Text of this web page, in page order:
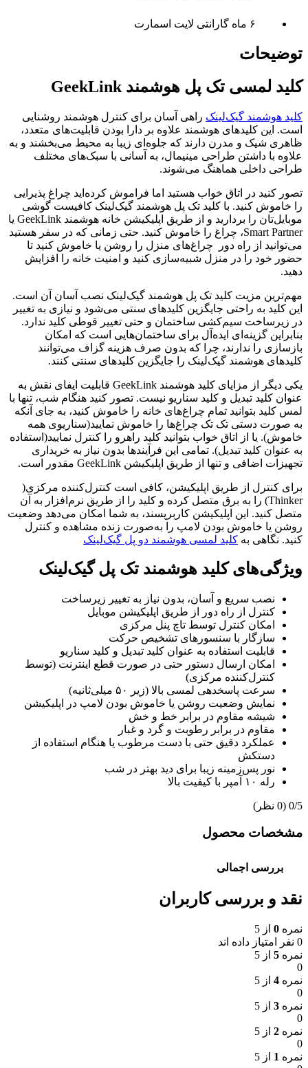
۶ ماه گارانتی لایت اسمارت
توضیحات
کلید لمسی تک پل هوشمند GeekLink
کلید هوشمند گیک‌لینک راهی آسان برای کنترل هوشمند روشنایی
است. این کلیدهای هوشمند علاوه بر دارا بودن قابلیت‌های متعدد،
ظاهری شیک و مدرن دارند که جلوه‌ای زیبا به محیط می‌بخشند و به
علاوه با داشتن طراحی مینیمال، به آسانی با سبک‌های مختلف
طراحی داخلی هماهنگ می‌شوند.
تصور کنید در اتاق خواب هستید اما فراموش کرده‌اید چراغ پذیرایی
را خاموش کنید. با کلید تک پل هوشمند گیک‌لینک کافیست گوشی
موبایل‌تان را بردارید و از طریق اپلیکیشن خانه هوشمند GeekLink یا
Smart Partner، چراغ را خاموش کنید. حتی زمانی که در سفر هستید
می‌توانید از راه دور چراغ‌های منزل را روشن یا خاموش کنید تا
حضور خود را در منزل شبیه‌سازی کنید و امنیت خانه را افزایش
دهید.
مهم‌ترین مزیت کلید تک پل هوشمند گیک‌لینک نصب آسان آن است.
این کلید به راحتی جایگزین کلیدهای سنتی می‌شود و نیازی به تغییر
در زیرساخت سیم‌کشی ساختمان و حتی تغییر قوطی کلید ندارد.
بنابراین گزینه‌ای ایده‌آل برای ساختمان‌هایی است که امکان
بازسازی را ندارند، چرا که بدون صرف هزینه گزاف می‌توانند
کلیدهای هوشمند گیک‌لینک را جایگزین کلیدهای سنتی کنند.
یکی دیگر از مزایای کلید هوشمند GeekLink قابلیت ایفای نقش به
عنوان کلید تبدیل و کلید سناریو نیست. تصور کنید هنگام شب، تنها با
لمس کلید بتوانید تمام چراغ‌های خانه را خاموش کنید، به جای آنکه
به صورت دستی تک تک چراغ‌ها را خاموش نمایید(سناریوی همه
خاموش). یا از اتاق خواب بتوانید کلید راهرو را کنترل نمایید(استفاده
به عنوان کلید تبدیل). تمامی این فرآیندها بدون نیاز به خریداری
تجهیزات اضافی و تنها از طریق اپلیکیشن GeekLink مقدور است.
برای کنترل از طریق اپلیکیشن، کافی است کنترل‌کننده مرکزی(
Thinker) را به برق متصل کرده و کلید را از طریق نرم‌افزار به آن
متصل کنید. این اپلیکیشن کاربرپسند، به شما امکان می‌دهد وضعیت
روشن یا خاموش بودن لامپ را به‌صورت زنده مشاهده و کنترل
کنید. نگاهی به کلید لمسی هوشمند دو پل گیک‌لینک
ویژگی‌های کلید هوشمند تک پل گیک‌لینک
نصب سریع و آسان، بدون نیاز به تغییر زیرساخت
کنترل از راه دور از طریق اپلیکیشن موبایل
امکان کنترل توسط تاچ پنل مرکزی
سازگار با سنسورهای تشخیص حرکت
قابلیت استفاده به عنوان کلید تبدیل و کلید سناریو
امکان ارسال دستور حتی در صورت قطع اینترنت (توسط
کنترل‌کننده مرکزی)
سرعت پاسخدهی لمسی بالا (زیر ۵۰ میلی‌ثانیه)
نمایش وضعیت روشن یا خاموش بودن لامپ در اپلیکیشن
شیشه مقاوم در برابر خط و خش
مقاوم در برابر رطوبت و گرد و غبار
عملکرد دقیق حتی با دست مرطوب یا هنگام استفاده از
دستکش
نور پس‌زمینه زیبا برای دید بهتر در شب
رله ۱۰ آمپر با کیفیت بالا
‫0/5 ‫(0 نظر)
مشخصات محصول
بررسی اجمالی
نقد و بررسی کاربران
نمره 0 از 5
0 نفر امتیاز داده اند
نمره 5 از 5
0
نمره 4 از 5
0
نمره 3 از 5
0
نمره 2 از 5
0
نمره 1 از 5